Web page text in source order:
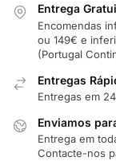
Entrega
Encomendas
ou 149€ e
(Portugal
Entregas
Entregas em
Enviamos
Entrega em
Contacte-nos